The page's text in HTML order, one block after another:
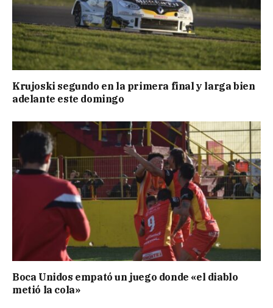
Krujoski segundo en la primera final y larga bien
adelante este domingo
Boca Unidos empató un juego donde «el diablo
metió la cola»